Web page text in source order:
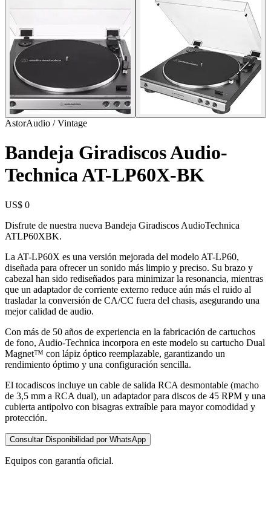
AstorAudio / Vintage
Bandeja Giradiscos Audio-
Technica AT-LP60X-BK
US$ 0
Disfrute de nuestra nueva Bandeja Giradiscos AudioTechnica
ATLP60XBK.
La AT-LP60X es una versión mejorada del modelo AT-LP60,
diseñada para ofrecer un sonido más limpio y preciso. Su brazo y
cabezal han sido rediseñados para minimizar la resonancia, mientras
que un adaptador de corriente externo reduce aún más el ruido al
trasladar la conversión de CA/CC fuera del chasis, asegurando una
mejor calidad de audio.
Con más de 50 años de experiencia en la fabricación de cartuchos
de fono, Audio-Technica incorpora en este modelo su cartucho Dual
Magnet™ con lápiz óptico reemplazable, garantizando un
rendimiento óptimo y una configuración sencilla.
El tocadiscos incluye un cable de salida RCA desmontable (macho
de 3,5 mm a RCA dual), un adaptador para discos de 45 RPM y una
cubierta antipolvo con bisagras extraíble para mayor comodidad y
protección.
Consultar Disponibilidad por WhatsApp
Equipos con garantía oficial.